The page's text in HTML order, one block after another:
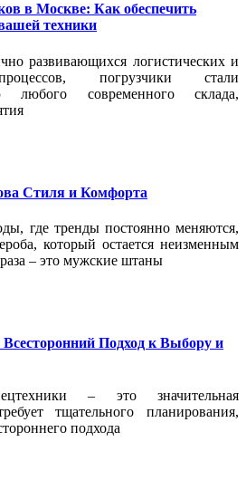
в Москве: Как обеспечить
техники
развивающихся логистических и
погрузчики стали
любого современного склада,
Стиля и Комфорта
где тренды постоянно меняются,
который остается неизменным
– это мужские штаны
Подход к Выбору и
– это значительная
тщательного планирования,
подхода